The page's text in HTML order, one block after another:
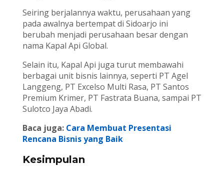
Seiring berjalannya waktu, perusahaan yang
pada awalnya bertempat di Sidoarjo ini
berubah menjadi perusahaan besar dengan
nama Kapal Api Global.
Selain itu, Kapal Api juga turut membawahi
berbagai unit bisnis lainnya, seperti PT Agel
Langgeng, PT Excelso Multi Rasa, PT Santos
Premium Krimer, PT Fastrata Buana, sampai PT
Sulotco Jaya Abadi.
Baca juga: Cara Membuat Presentasi
Rencana Bisnis yang Baik
Kesimpulan